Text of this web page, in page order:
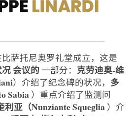
萨托尼奥罗礼堂成立，这是
会议的 一部分： 克劳迪奥-维
）介绍了纪念碑的状况， 多
Sabia ）重点介绍了监测问
亚（Nunziante Squeglia ）介